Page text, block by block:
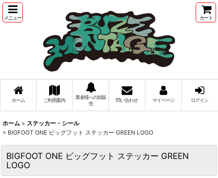
メニュー カート
ホーム ご利用案内
業者様への卸販
売
問い合わせ マイページ ログイン
ホーム > ステッカー・シール
> BIGFOOT ONE ビッグフット ステッカー GREEN LOGO
BIGFOOT ONE ビッグフット ステッカー GREEN
LOGO